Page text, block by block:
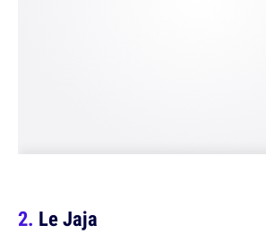
Le Jaja